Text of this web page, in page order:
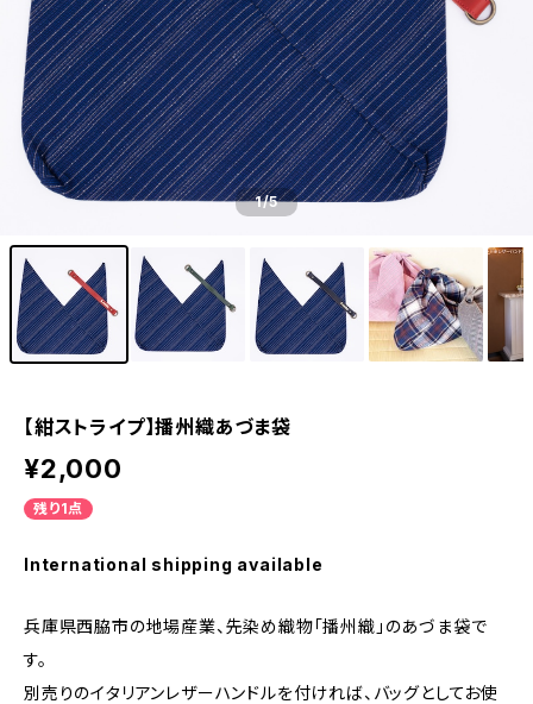
1/5
【紺ストライプ】播州織あづま袋
¥2,000
残り1点
International shipping available
兵庫県西脇市の地場産業、先染め織物「播州織」のあづま袋で
す。
別売りのイタリアンレザーハンドルを付ければ、バッグとしてお使